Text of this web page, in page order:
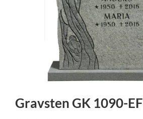
Gravsten GK 1090-EF